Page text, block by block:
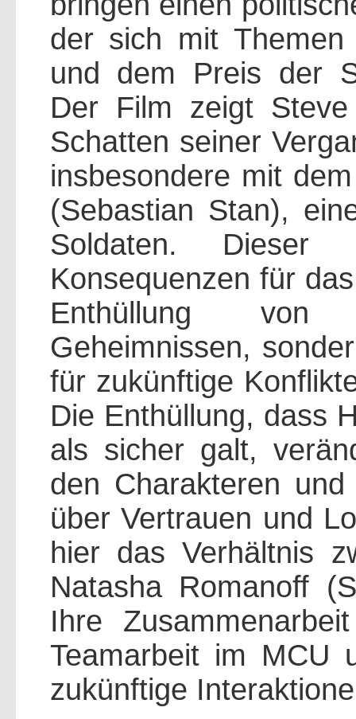
der sich mit Themen
und dem Preis der
Der Film zeigt
Schatten seiner
insbesondere mit
(Sebastian Stan),
Soldaten. Dieser
Konsequenzen für
Enthüllung von
Geheimnissen,
für zukünftige
Die Enthüllung, dass
als sicher galt,
den Charakteren
über Vertrauen und
hier das Verhältnis
Natasha Romanoff
Ihre
Teamarbeit im MCU
zukünftige